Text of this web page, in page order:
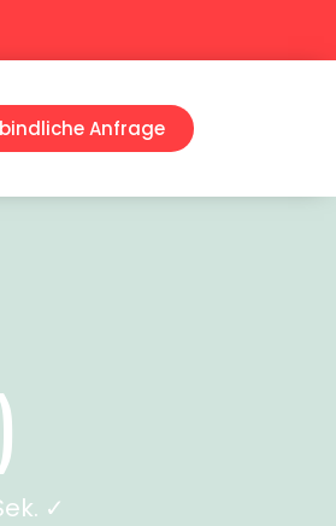
Anfrage
✓